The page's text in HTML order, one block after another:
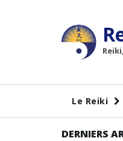
Le Reiki
DERNIERS